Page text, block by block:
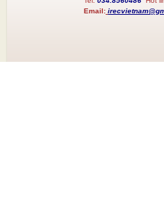
Email: